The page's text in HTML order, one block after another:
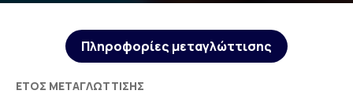
Πληροφορίες μεταγλώττισης
ΈΤΟΣ ΜΕΤΑΓΛΏΤΤΙΣΗΣ